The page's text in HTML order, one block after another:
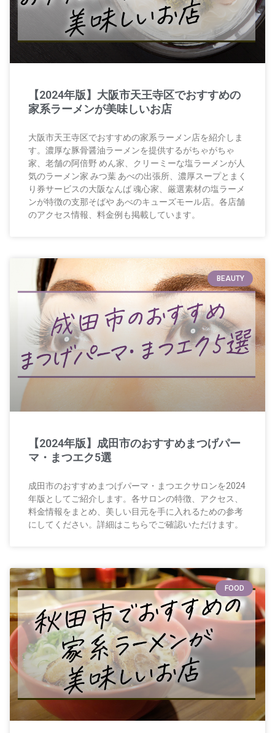
【2024年版】大阪市天王寺区でおすすめの
家系ラーメンが美味しいお店
大阪市天王寺区でおすすめの家系ラーメン店を紹介しま
す。濃厚な豚骨醤油ラーメンを提供するがちゃがちゃ
家、老舗の阿倍野 めん家、クリーミーな塩ラーメンが人
気のラーメン家 みつ葉 あべの出張所、濃厚スープとまく
り券サービスの大阪なんば 魂心家、厳選素材の塩ラーメ
ンが特徴の支那そばや あべのキューズモール店。各店舗
のアクセス情報、料金例も掲載しています。
BEAUTY
【2024年版】成田市のおすすめまつげパー
マ・まつエク5選
成田市のおすすめまつげパーマ・まつエクサロンを2024
年版としてご紹介します。各サロンの特徴、アクセス、
料金情報をまとめ、美しい目元を手に入れるための参考
にしてください。詳細はこちらでご確認いただけます。
FOOD